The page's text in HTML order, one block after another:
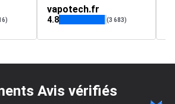
vapotech.fr
4.8 (3 683)
Avis vérifiés